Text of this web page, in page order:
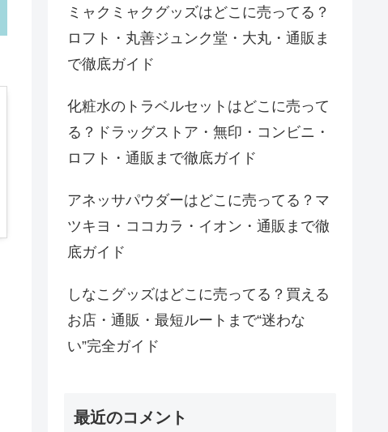
ミャクミャクグッズはどこに売ってる？
ロフト・丸善ジュンク堂・大丸・通販ま
で徹底ガイド
化粧水のトラベルセットはどこに売って
る？ドラッグストア・無印・コンビニ・
ロフト・通販まで徹底ガイド
アネッサパウダーはどこに売ってる？マ
ツキヨ・ココカラ・イオン・通販まで徹
底ガイド
しなこグッズはどこに売ってる？買える
お店・通販・最短ルートまで“迷わな
い”完全ガイド
最近のコメント